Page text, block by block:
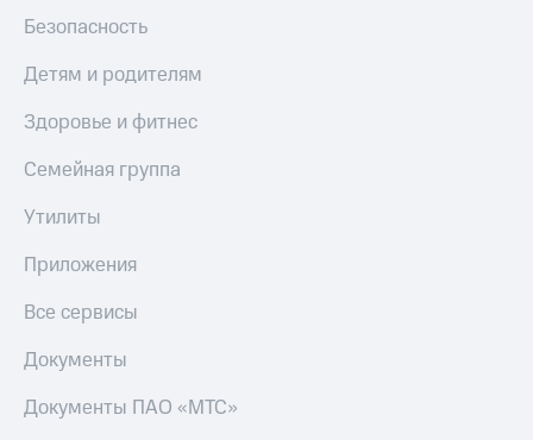
Безопасность
Детям и родителям
Здоровье и фитнес
Семейная группа
Утилиты
Приложения
Все сервисы
Документы
Документы ПАО «МТС»